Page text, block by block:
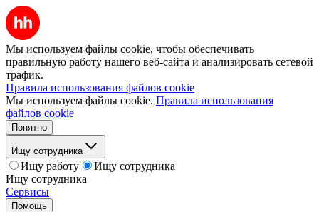
Мы используем файлы cookie, чтобы обеспечивать
правильную работу нашего веб-сайта и анализировать сетевой
трафик.
Правила использования файлов cookie
Мы используем файлы cookie. Правила использования
файлов cookie
Понятно
Ищу сотрудника
Ищу работу
Ищу сотрудника
Ищу сотрудника
Сервисы
Помощь